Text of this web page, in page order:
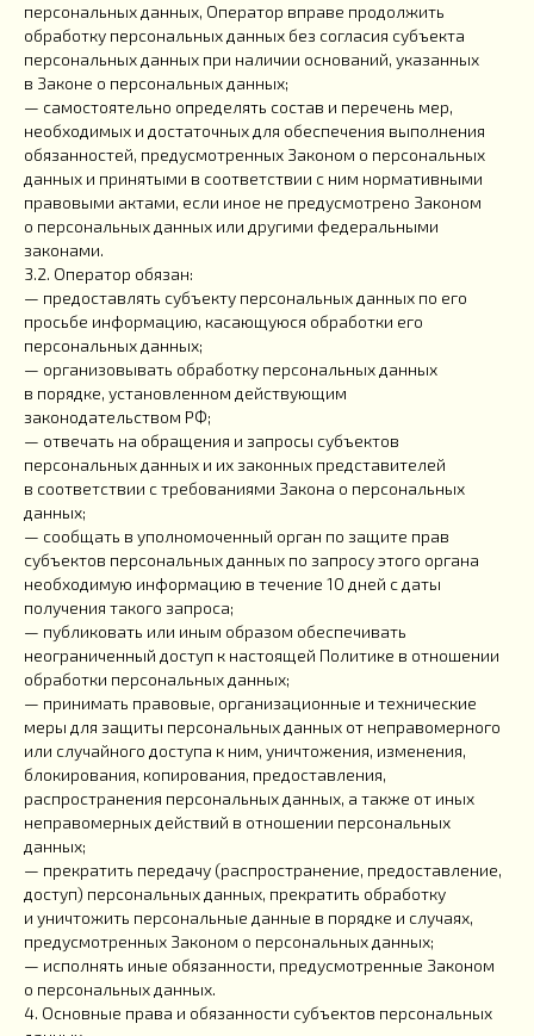
персональных данных, Оператор вправе продолжить
обработку персональных данных без согласия субъекта
персональных данных при наличии оснований, указанных
в Законе о персональных данных;
— самостоятельно определять состав и перечень мер,
необходимых и достаточных для обеспечения выполнения
обязанностей, предусмотренных Законом о персональных
данных и принятыми в соответствии с ним нормативными
правовыми актами, если иное не предусмотрено Законом
о персональных данных или другими федеральными
законами.
3.2. Оператор обязан:
— предоставлять субъекту персональных данных по его
просьбе информацию, касающуюся обработки его
персональных данных;
— организовывать обработку персональных данных
в порядке, установленном действующим
законодательством РФ;
— отвечать на обращения и запросы субъектов
персональных данных и их законных представителей
в соответствии с требованиями Закона о персональных
данных;
— сообщать в уполномоченный орган по защите прав
субъектов персональных данных по запросу этого органа
необходимую информацию в течение 10 дней с даты
получения такого запроса;
— публиковать или иным образом обеспечивать
неограниченный доступ к настоящей Политике в отношении
обработки персональных данных;
— принимать правовые, организационные и технические
меры для защиты персональных данных от неправомерного
или случайного доступа к ним, уничтожения, изменения,
блокирования, копирования, предоставления,
распространения персональных данных, а также от иных
неправомерных действий в отношении персональных
данных;
— прекратить передачу (распространение, предоставление,
доступ) персональных данных, прекратить обработку
и уничтожить персональные данные в порядке и случаях,
предусмотренных Законом о персональных данных;
— исполнять иные обязанности, предусмотренные Законом
о персональных данных.
4. Основные права и обязанности субъектов персональных